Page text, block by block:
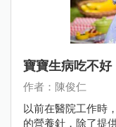
寶寶生病吃不好
作者：陳俊仁
以前在醫院工作時
的營養針，除了提